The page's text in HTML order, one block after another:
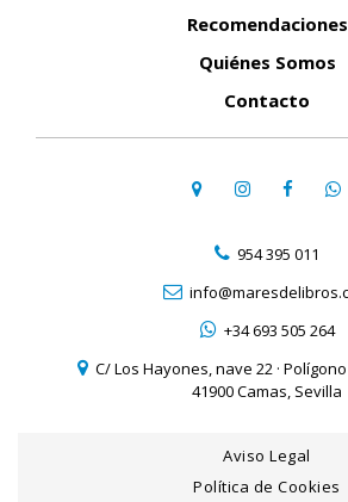
Recomendaciones
Quiénes Somos
Contacto
954 395 011
+34 693 505 264
C/ Los Hayones, nave 22 ·
41900 Camas, Sevilla
Aviso Legal
Política de Cookies